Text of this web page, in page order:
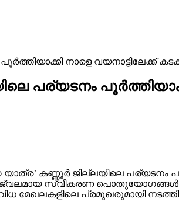
നാളെ വയനാട്ടിലേക്ക്
കണ്ണൂര്‍ ജില്ലയിലെ പര്യടനം
സ്വീകരണ പൊതുയോഗങ്ങള്‍
മേഖലകളിലെ പ്രമുഖരുമായി